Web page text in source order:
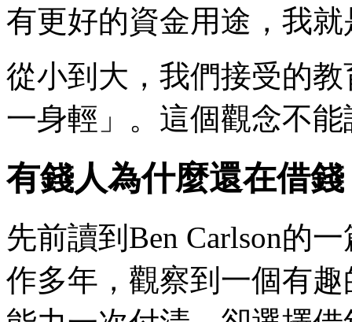
有更好的資金用途，我
從小到大，我們接受的
一身輕」。這個觀念不
有錢人為什麼還在借錢
先前讀到Ben Carlson的
作多年，觀察到一個有